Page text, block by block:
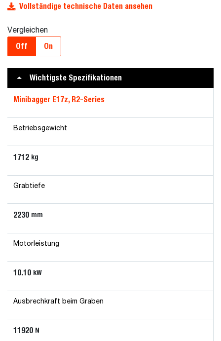
Vollständige technische Daten ansehen
Vergleichen
Off On
Wichtigste Spezifikationen
Minibagger E17z, R2-Series
Betriebsgewicht
1712 kg
Grabtiefe
2230 mm
Motorleistung
10.10 kW
Ausbrechkraft beim Graben
11920 N